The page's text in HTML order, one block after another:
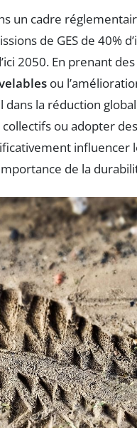
un cadre
de GES de 40%
2050. En prenant
ou
la réduction
ou adopter
influencer
de la